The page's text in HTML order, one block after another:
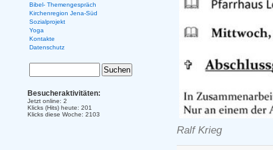
Ralf Krieg
Bibel- Themengespräch
Kirchenregion Jena-Süd
Sozialprojekt
Yoga
Kontakte
Datenschutz
Besucheraktivitäten:
Jetzt online: 2
Klicks (Hits) heute: 201
Klicks diese Woche: 2103